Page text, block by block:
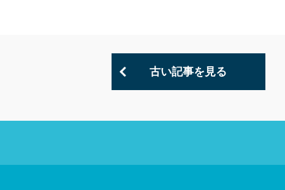
古い記事を見る